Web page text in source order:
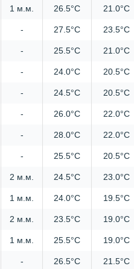
1 м.м. 26.5°C 21.0°C
- 27.5°C 23.5°C
- 25.5°C 21.0°C
- 24.0°C 20.5°C
- 24.5°C 20.5°C
- 26.0°C 22.0°C
- 28.0°C 22.0°C
- 25.5°C 20.5°C
2 м.м. 24.5°C 23.0°C
1 м.м. 24.0°C 19.5°C
2 м.м. 23.5°C 19.0°C
1 м.м. 25.5°C 19.0°C
- 26.5°C 21.5°C